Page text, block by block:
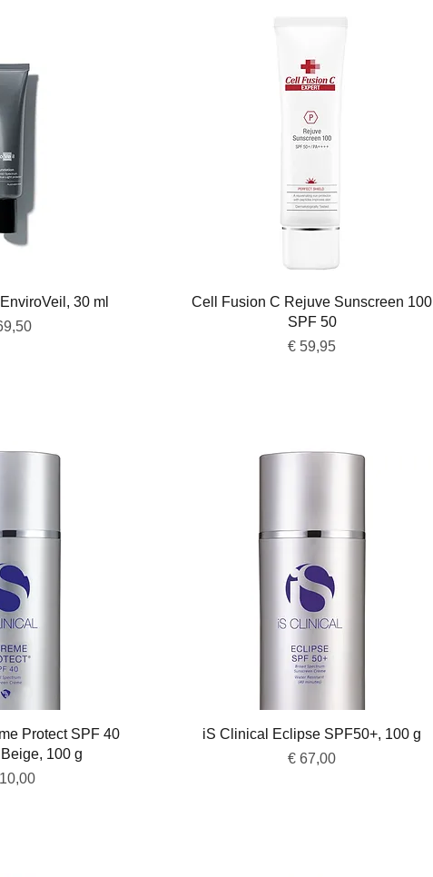
30 ml
Snel overzicht
Cell Fusion C Rejuve Sunscreen 100
SPF 50
Prijs
€ 59,95
Protect SPF 40
100 g
Snel overzicht
iS Clinical Eclipse SPF50+, 100 g
Prijs
€ 67,00